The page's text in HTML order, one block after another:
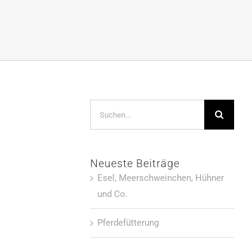
Neueste Beiträge
Esel, Meerschweinchen, Hühner
und Co.
Pferdefütterung